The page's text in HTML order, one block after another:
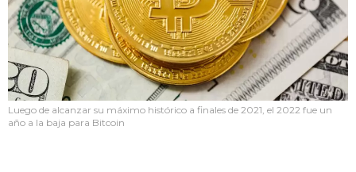
Luego de alcanzar su máximo histórico a finales de 2021, el 2022 fue un
año a la baja para Bitcoin